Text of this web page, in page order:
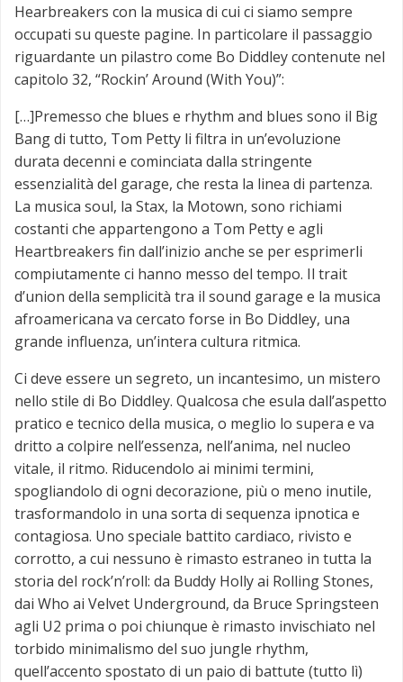
Hearbreakers con la musica di cui ci siamo sempre
occupati su queste pagine. In particolare il passaggio
riguardante un pilastro come Bo Diddley contenute nel
capitolo 32, “Rockin’ Around (With You)”:
[…]Premesso che blues e rhythm and blues sono il Big
Bang di tutto, Tom Petty li filtra in un’evoluzione
durata decenni e cominciata dalla stringente
essenzialità del garage, che resta la linea di partenza.
La musica soul, la Stax, la Motown, sono richiami
costanti che appartengono a Tom Petty e agli
Heartbreakers fin dall’inizio anche se per esprimerli
compiutamente ci hanno messo del tempo. Il trait
d’union della semplicità tra il sound garage e la musica
afroamericana va cercato forse in Bo Diddley, una
grande influenza, un’intera cultura ritmica.
Ci deve essere un segreto, un incantesimo, un mistero
nello stile di Bo Diddley. Qualcosa che esula dall’aspetto
pratico e tecnico della musica, o meglio lo supera e va
dritto a colpire nell’essenza, nell’anima, nel nucleo
vitale, il ritmo. Riducendolo ai minimi termini,
spogliandolo di ogni decorazione, più o meno inutile,
trasformandolo in una sorta di sequenza ipnotica e
contagiosa. Uno speciale battito cardiaco, rivisto e
corrotto, a cui nessuno è rimasto estraneo in tutta la
storia del rock’n’roll: da Buddy Holly ai Rolling Stones,
dai Who ai Velvet Underground, da Bruce Springsteen
agli U2 prima o poi chiunque è rimasto invischiato nel
torbido minimalismo del suo jungle rhythm,
quell’accento spostato di un paio di battute (tutto lì)